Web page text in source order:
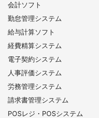
会計ソフト
勤怠管理システム
給与計算ソフト
経費精算システム
電子契約システム
人事評価システム
労務管理システム
請求書管理システム
POSレジ・POSシステム